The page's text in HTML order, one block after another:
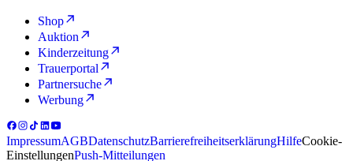
Shop
Auktion
Kinderzeitung
Trauerportal
Partnersuche
Werbung
ImpressumAGBDatenschutzBarrierefreiheitserklärungHilfeCookie-
EinstellungenPush-Mitteilungen